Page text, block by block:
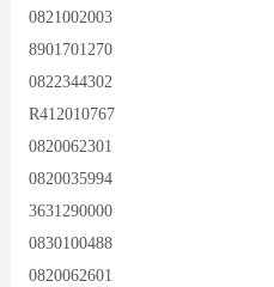
0821002003
8901701270
0822344302
R412010767
0820062301
0820035994
3631290000
0830100488
0820062601